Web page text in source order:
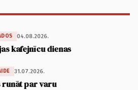
04.08.2026.
kafejnīcu dienas
31.07.2026.
par varu